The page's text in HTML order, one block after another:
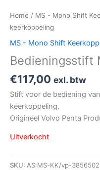
Home / MS - Mono Shift
keerkoppeling
MS - Mono Shift
Bedieningsstift
€117,00 exl. btw
Stift voor de bediening
keerkoppeling.
Origineel Volvo Penta
Uitverkocht
SKU: AS:MS-KK/vp-3856502